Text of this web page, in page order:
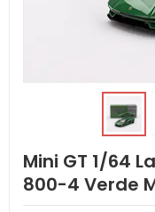
Mini GT 1/64
800-4 Verde